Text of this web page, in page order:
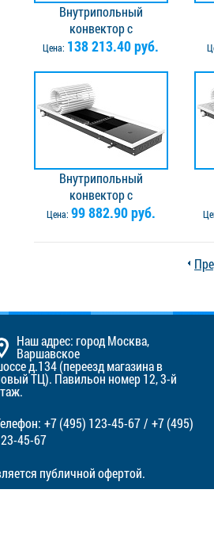
Внутрипольный
конвектор с
вентилятором Vitron
левое подключение.
Решётка в комплекте
Цена: 138 213.40 руб.
Внутрипольный
конвектор с
вентилятором Vitron
левое подключение.
Цена: 99 882.90 руб.
Наш адрес: город Москва,
Варшавское
д.134 (переезд магазина в
ТЦ). Павильон номер 12, 3-й
+7 (495) 123-45-67/ +7 (495)
45-67
публичной офертой.